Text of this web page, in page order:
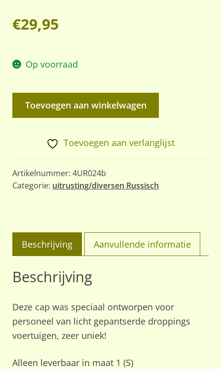
€29,95
Op voorraad
Para
Toevoegen aan winkelwagen
Toevoegen aan verlanglijst
Artikelnummer:4UR024b
Categorie: uitrusting/diversen Russisch
Beschrijving Aanvullende informatie
Beschrijving
Deze cap was speciaal ontworpen voor
personeel van licht gepantserde droppings
voertuigen, zeer uniek!
Alleen leverbaar in maat 1 (S)